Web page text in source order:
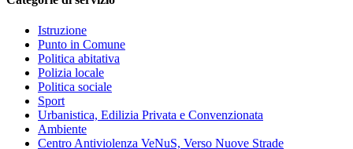
Istruzione
Punto in Comune
Politica abitativa
Polizia locale
Politica sociale
Sport
Urbanistica, Edilizia Privata e Convenzionata
Ambiente
Centro Antiviolenza VeNuS, Verso Nuove Strade